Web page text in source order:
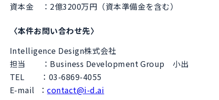
資本金 ：2億3200万円（資本準備金を含む）
〈本件お問い合わせ先〉
Intelligence Design株式会社
担当 ：Business Development Group 小出
TEL ：03-6869-4055
E-mail ：contact@i-d.ai